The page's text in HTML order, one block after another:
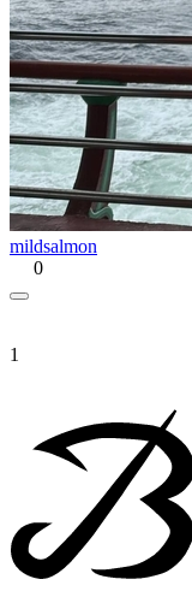
mildsalmon
0
1